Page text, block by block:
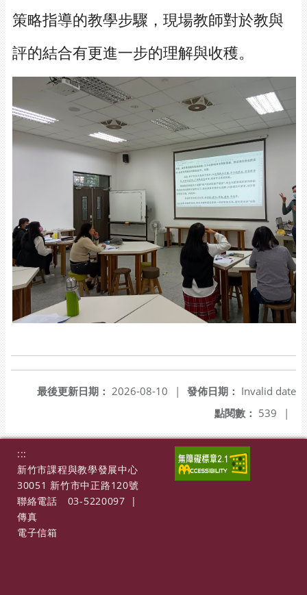
策略指導的教學步驟，現場教師對於教與
評的結合有更進一步的理解與收穫。
發佈日期： Invalid date
最後更新日期： 2026-08-10
|
點閱數： 539 |
:::
新竹市課程與教學發展中心
30051 新竹市中正路120號
聯絡電話
03-5220097
|
傳真
電子信箱